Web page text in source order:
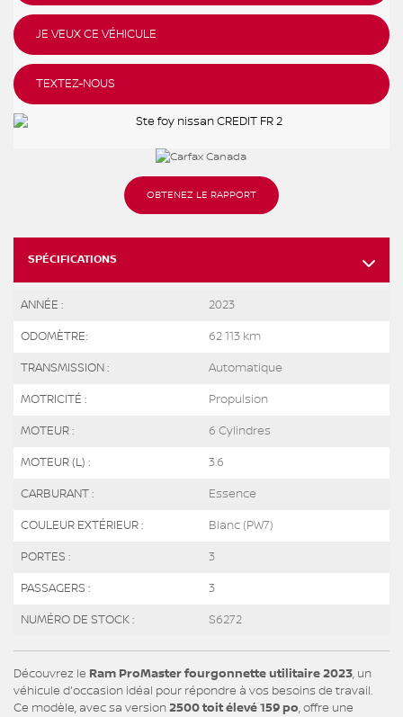
OBTENEZ LE RAPPORT
SPÉCIFICATIONS
ANNÉE : 2023
ODOMÈTRE: 62 113 km
TRANSMISSION : Automatique
MOTRICITÉ : Propulsion
MOTEUR : 6 Cylindres
MOTEUR (L) : 3.6
CARBURANT : Essence
COULEUR EXTÉRIEUR : Blanc (PW7)
PORTES : 3
PASSAGERS : 3
NUMÉRO DE STOCK : S6272
Découvrez le Ram ProMaster fourgonnette utilitaire 2023, un
véhicule d'occasion idéal pour répondre à vos besoins de travail.
Ce modèle, avec sa version2500 toit élevé 159 po, offre une
JE VEUX CE VÉHICULE
TEXTEZ-NOUS